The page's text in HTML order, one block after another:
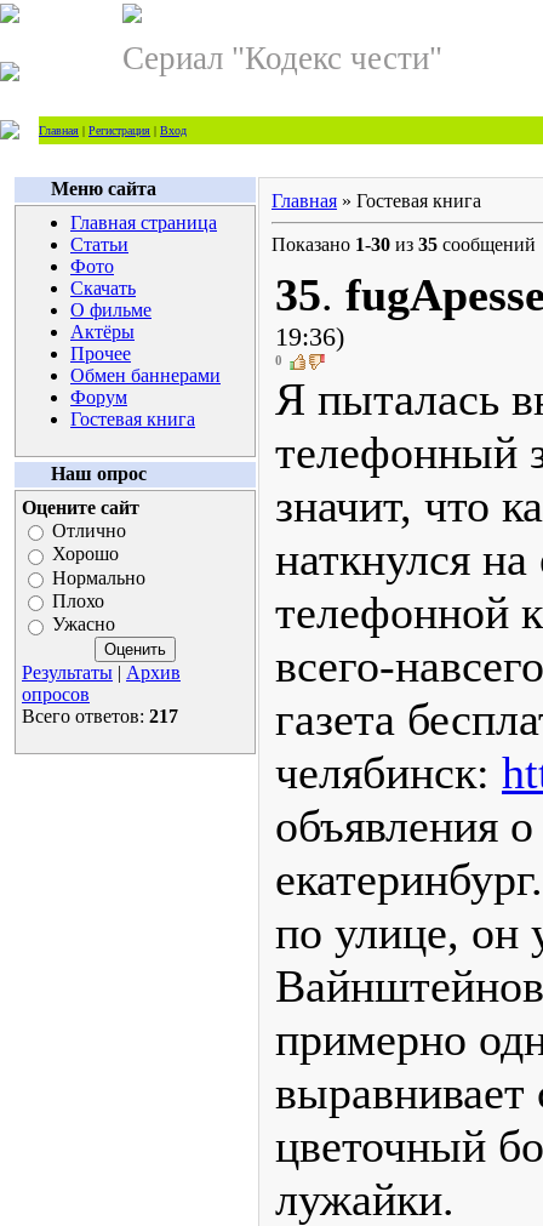
Сериал "Кодекс чести"
Главная | Регистрация | Вход
Меню сайта
Главная страница
Статьи
Фото
Скачать
О фильме
Актёры
Прочее
Обмен баннерами
Форум
Гостевая книга
Наш опрос
Оцените сайт
Отлично
Хорошо
Нормально
Плохо
Ужасно
Результаты | Архив
опросов
Всего ответов: 217
Главная » Гостевая книга
Показано 1-30 из 35 сообщений
35.
19:36)
0
Я пыталась
телефонный
значит, что
наткнулся
телефонной
всего-
газета
челябинск:
объявления
по улице, он
примерно
цветочный
лужайки.